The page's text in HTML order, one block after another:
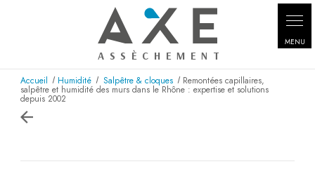
Accueil Humidité Salpêtre & cloques Remontées capillaires,
salpêtre et humidité des murs dans le Rhône : expertise et solutions
depuis 2002
Panneau de gestion des cookies